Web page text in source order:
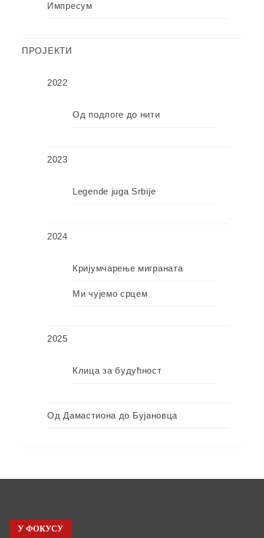
Импресум
ПРОЈЕКТИ
2022
Од подлоге до нити
2023
Legende juga Srbije
2024
Кријумчарење миграната
Ми чујемо срцем
2025
Клица за будућност
Од Дамастиона до Бујановца
У ФОКУСУ